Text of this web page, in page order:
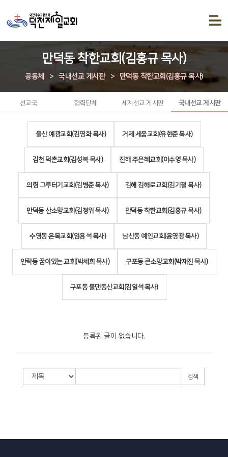
만덕동 착한교회(김홍규 목사)
공동체 > 국내선교 게시판 > 만덕동 착한교회(김홍규 목사)
선교국 협력단체 세계선교 게시판 국내선교 게시판
울산 예광교회(김영화 목사) 거제 세움교회(유현준 목사)
김천 덕촌교회(김성복 목사) 진해 주은혜교회(이수영 목사)
의령 그루터기교회(김병준 목사) 김해 김해로교회(김기철 목사)
만덕동 산소망교회(김정위 목사) 만덕동 착한교회(김홍규 목사)
수영동 은목교회(임용석 목사) 남산동 예인교회(윤영광 목사)
안락동 꿈이있는 교회(박세희 목사) 구포동 큰소망교회(박재진 목사)
구포동 물댄동산교회(김일석 목사)
등록된 글이 없습니다.
검색